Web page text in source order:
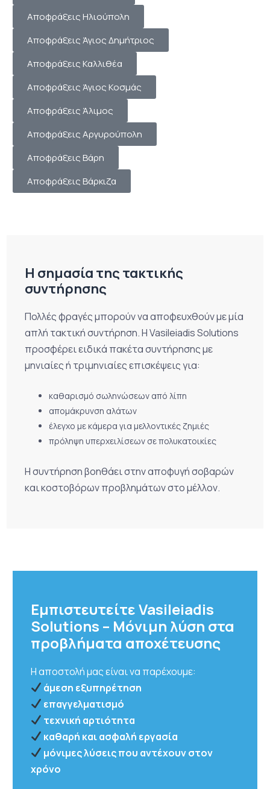
Αποφράξεις Ηλιούπολη
Αποφράξεις Άγιος Δημήτριος
Αποφράξεις Καλλιθέα
Αποφράξεις Άγιος Κοσμάς
Αποφράξεις Άλιμος
Αποφράξεις Αργυρούπολη
Αποφράξεις Βάρη
Αποφράξεις Βάρκιζα
Η σημασία της τακτικής
συντήρησης
Πολλές φραγές μπορούν να αποφευχθούν με μία
απλή τακτική συντήρηση. Η Vasileiadis Solutions
προσφέρει ειδικά πακέτα συντήρησης με
μηνιαίες ή τριμηνιαίες επισκέψεις για:
καθαρισμό σωληνώσεων από λίπη
απομάκρυνση αλάτων
έλεγχο με κάμερα για μελλοντικές ζημιές
πρόληψη υπερχειλίσεων σε πολυκατοικίες
Η συντήρηση βοηθάει στην αποφυγή σοβαρών
και κοστοβόρων προβλημάτων στο μέλλον.
Εμπιστευτείτε Vasileiadis
Solutions – Μόνιμη λύση στα
προβλήματα αποχέτευσης
Η αποστολή μας είναι να παρέχουμε:
άμεση εξυπηρέτηση
επαγγελματισμό
τεχνική αρτιότητα
καθαρή και ασφαλή εργασία
μόνιμες λύσεις που αντέχουν στον
χρόνο